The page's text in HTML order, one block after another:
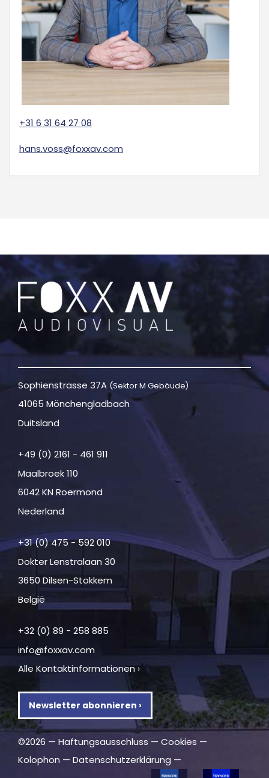
+31 6 31 64 27 08
hans.voss@foxxav.com
Sophienstrasse 37A (Sektor M Gebäude)
41065 Mönchengladbach
Duitsland
+49 (0) 2161 - 461 911
Maalbroek 110
6042 KN Roermond
Nederland
+31 (0) 475 - 592 010
Dokter Lenstralaan 30
3650 Dilsen-Stokkem
België
+32 (0) 89 - 258 885
info@foxxav.com
Alle Kontaktinformationen ›
Newsletter abonnieren ›
©2026 — Haftungsausschluss — Cookies —
Kolophon — Datenschutzerklärung —